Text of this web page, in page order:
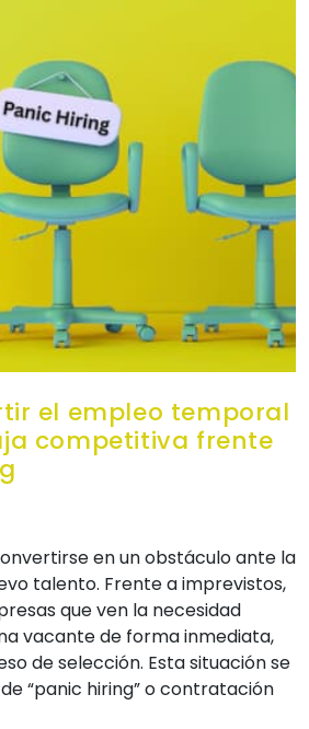
el empleo temporal
competitiva frente
en un obstáculo ante la
talento. Frente a imprevistos,
que ven la necesidad
vacante de forma inmediata,
de selección. Esta situación se
“panic hiring” o contratación